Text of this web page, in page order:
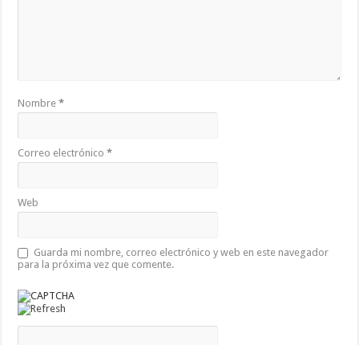
Nombre*
Correo electrónico*
Web
Guarda mi nombre, correo electrónico y web en este navegador
para la próxima vez que comente.